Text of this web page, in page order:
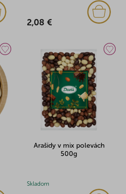
2,08 €
Arašidy v mix polevách
500g
Skladom